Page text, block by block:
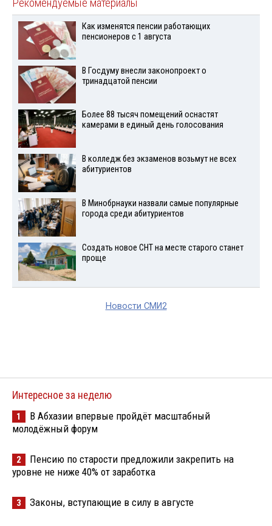
Рекомендуемые материалы
Как изменятся пенсии работающих
пенсионеров с 1 августа
В Госдуму внесли законопроект о
тринадцатой пенсии
Более 88 тысяч помещений оснастят
камерами в единый день голосования
В колледж без экзаменов возьмут не всех
абитуриентов
В Минобрнауки назвали самые популярные
города среди абитуриентов
Создать новое СНТ на месте старого станет
проще
Новости СМИ2
Интересное за неделю
1
В Абхазии впервые пройдёт масштабный
молодёжный форум
2
Пенсию по старости предложили закрепить на
уровне не ниже 40% от заработка
3 Законы, вступающие в силу в августе